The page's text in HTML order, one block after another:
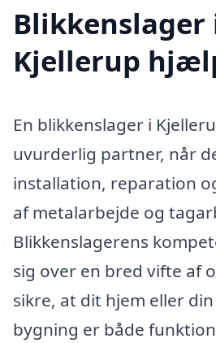
Blikkenslager
Kjellerup
En blikkenslager i
uvurderlig partner, når
installation, reparation
af metalarbejde og
Blikkenslagerens
sig over en bred vifte af
sikre, at dit hjem eller
bygning er både